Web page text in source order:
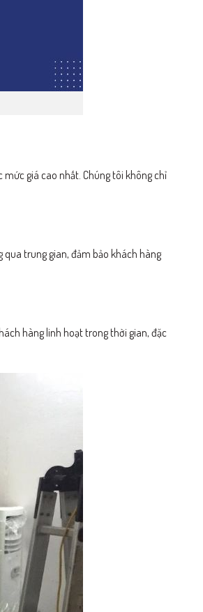
giá cao nhất. Chúng tôi không chỉ
trung gian, đảm bảo khách hàng
hàng linh hoạt trong thời gian, đặc